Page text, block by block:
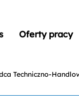
Oferty pracy
Techniczno-